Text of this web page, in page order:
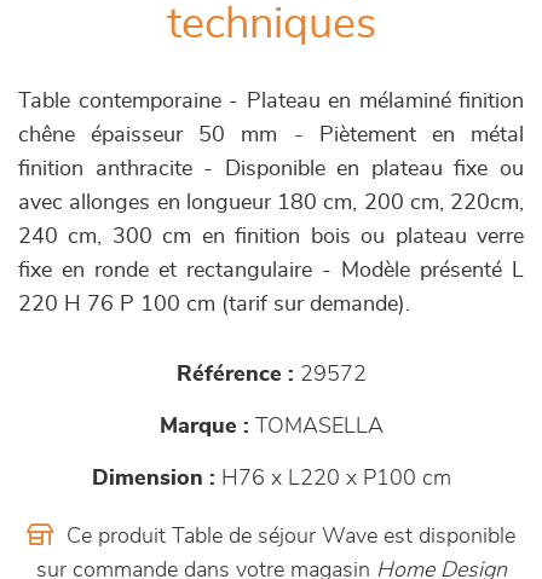
techniques
Table contemporaine - Plateau en mélaminé finition
chêne épaisseur 50 mm - Piètement en métal
finition anthracite - Disponible en plateau fixe ou
avec allonges en longueur 180 cm, 200 cm, 220cm,
240 cm, 300 cm en finition bois ou plateau verre
fixe en ronde et rectangulaire - Modèle présenté L
220 H 76 P 100 cm (tarif sur demande).
Référence : 29572
Marque : TOMASELLA
Dimension : H76 x L220 x P100 cm
Ce produit Table de séjour Wave est disponible
sur commande dans votre magasin Home Design